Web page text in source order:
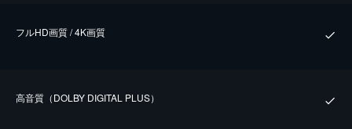
フルHD画質 / 4K画質
⾼⾳質（DOLBY DIGITAL PLUS）